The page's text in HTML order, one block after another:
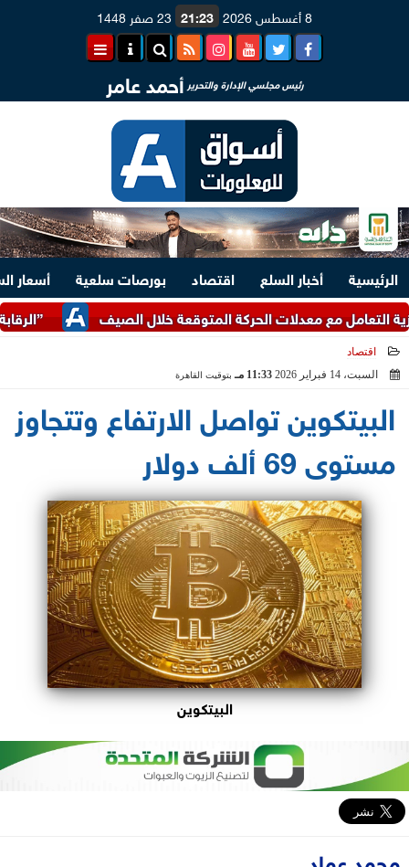
8 أغسطس 2026 21:23 23 صفر 1448
رئيس مجلسي الإدارة والتحرير أحمد عامر
الرئيسية أخبار السلع اقتصاد بورصات سلعية
أسعار
”الرقابة
مع معدلات الحركة المتوقعة خلال الصيف
اقتصاد
السبت، 14 فبراير 2026
11:33 مـ بتوقيت القاهرة
البيتكوين تواصل الارتفاع وتتجاوز
مستوى 69 ألف دولار
البيتكوين